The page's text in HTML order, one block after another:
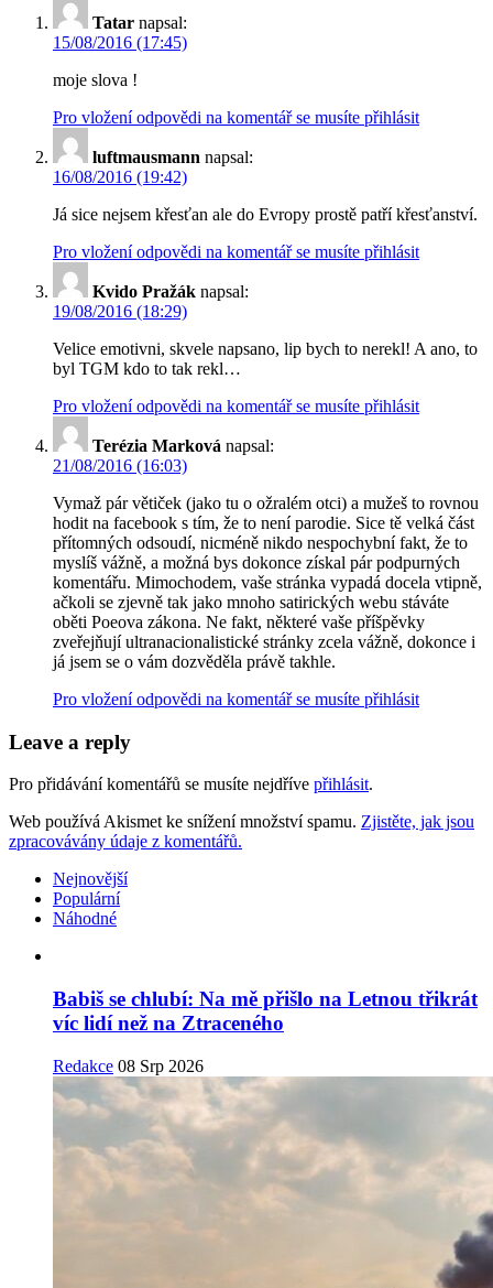
Tatar napsal:
15/08/2016 (17:45)
moje slova !
Pro vložení odpovědi na komentář se musíte přihlásit
luftmausmann napsal:
16/08/2016 (19:42)
Já sice nejsem křesťan ale do Evropy prostě patří křesťanství.
Pro vložení odpovědi na komentář se musíte přihlásit
Kvido Pražák napsal:
19/08/2016 (18:29)
Velice emotivni, skvele napsano, lip bych to nerekl! A ano, to
byl TGM kdo to tak rekl…
Pro vložení odpovědi na komentář se musíte přihlásit
Terézia Marková napsal:
21/08/2016 (16:03)
Vymaž pár větiček (jako tu o ožralém otci) a mužeš to rovnou
hodit na facebook s tím, že to není parodie. Sice tě velká část
přítomných odsoudí, nicméně nikdo nespochybní fakt, že to
myslíš vážně, a možná bys dokonce získal pár podpurných
komentářu. Mimochodem, vaše stránka vypadá docela vtipně,
ačkoli se zjevně tak jako mnoho satirických webu stáváte
oběti Poeova zákona. Ne fakt, některé vaše příšpěvky
zveřejňují ultranacionalistické stránky zcela vážně, dokonce i
já jsem se o vám dozvěděla právě takhle.
Pro vložení odpovědi na komentář se musíte přihlásit
Leave a reply
Pro přidávání komentářů se musíte nejdříve přihlásit.
Web používá Akismet ke snížení množství spamu. Zjistěte, jak jsou
zpracovávány údaje z komentářů.
Nejnovější
Populární
Náhodné
Babiš se chlubí: Na mě přišlo na Letnou třikrát
víc lidí než na Ztraceného
Redakce 08 Srp 2026